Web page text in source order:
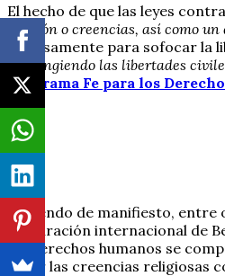
El hecho de que las leyes
religión o creencias, así como
precisamente para sofocar la
restringiendo las libertades
Programa Fe para los
Poniendo de manifiesto,
Declaración internacional de
los derechos humanos se
tener las creencias religiosas